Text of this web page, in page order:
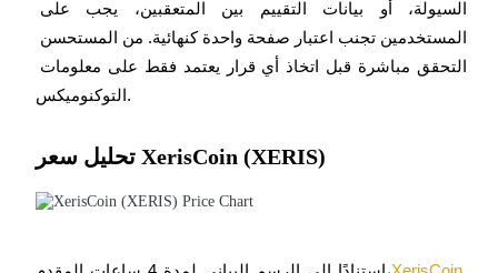
التوقيع المساحي
عوائد عالية والوصول الفوري
التوكنوميكس.
تحليل سعر XerisCoin (XERIS)